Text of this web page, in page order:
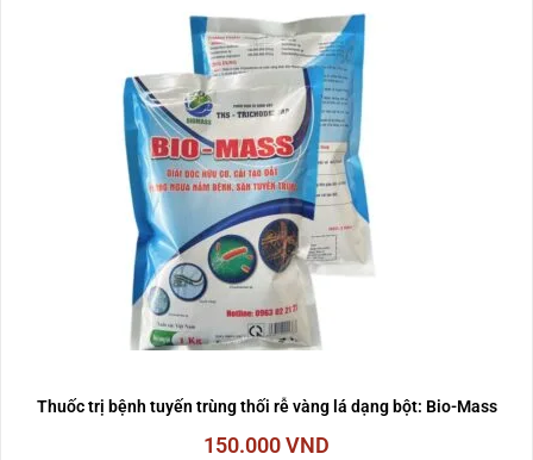
Thuốc trị bệnh tuyến trùng thối rễ vàng lá dạng bột: Bio-Mass
150.000VND